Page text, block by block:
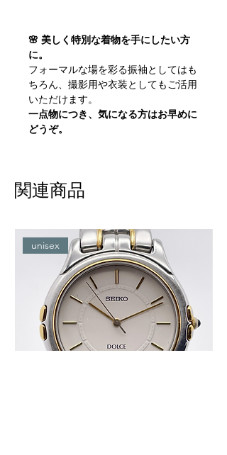
🌸 美しく特別な着物を手にしたい方
に。
フォーマルな場を彩る振袖としてはも
ちろん、撮影用や衣装としてもご活用
いただけます。
一点物につき、気になる方はお早めに
どうぞ。
関連商品
unisex